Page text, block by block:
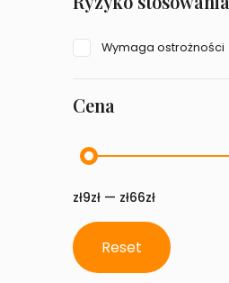
Wymaga ostrożności
Cena
zł9zł — zł66zł